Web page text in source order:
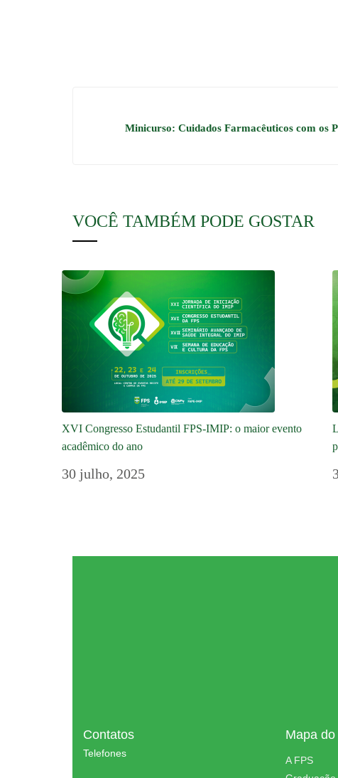
Minicurso: Cuidados Farmacêuticos com os
VOCÊ TAMBÉM PODE GOSTAR
XVI Congresso Estudantil FPS-IMIP: o maior evento
acadêmico do ano
30 julho, 2025
Contatos
Telefones
Mapa
A FPS